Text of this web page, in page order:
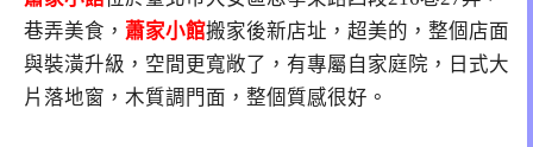
巷弄美食， 蕭家小館搬家後新店址，超美的，整個店面
與裝潢升級，空間更寬敞了，有專屬自家庭院，日式大
片落地窗，木質調門面，整個質感很好。